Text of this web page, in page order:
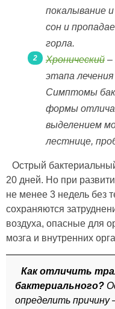
покалывание
сон и
горла.
Хронический –
этапа
Симптомы
формы
выделением
лестнице,
Острый
20 дней. Но при
не менее 3 недель без
сохраняются
воздуха, опасные для
мозга и внутренних
Как отличить
бактериального?
определить причину